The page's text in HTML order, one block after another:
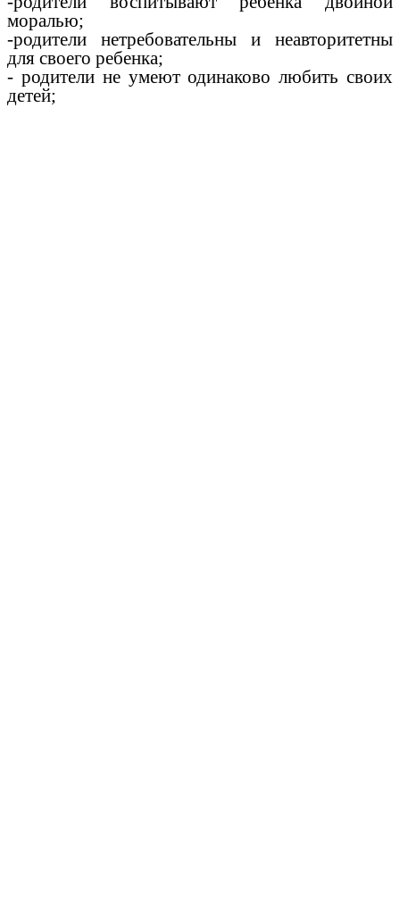
моралью;
-родители нетребовательны и неавторитетны
для своего ребенка;
- родители не умеют одинаково любить своих
детей;